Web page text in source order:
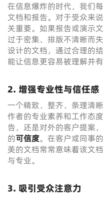
在信息爆炸的时代，我们
文档和报告。对于受众来
关重要。如果报告或演示
过于密集、排版不清晰而
设计的文档，通过合理的
能让信息更容易被理解并有
2. 增强专业性与信任感
一个精致、整齐、条理清
作者的专业素养和工作态
告，还是对外的客户提案
的可信度。在客户或同事
美的文档常常意味着该文
与专业。
3. 吸引受众注意力